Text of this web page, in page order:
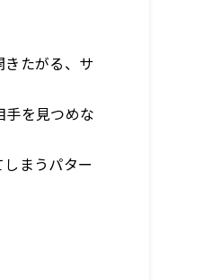
たがる、サ
を見つめな
まうパター